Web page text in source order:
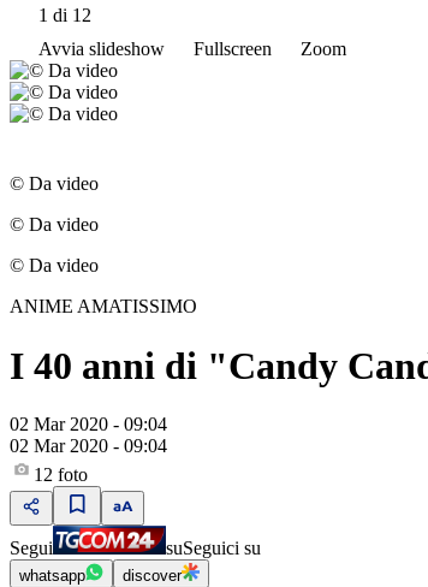
1 di 12
Avvia slideshow
Fullscreen Zoom
© Da video
© Da video
© Da video
ANIME AMATISSIMO
I 40 anni di "Candy
02 Mar 2020 - 09:04
02 Mar 2020 - 09:04
12 foto
Segui suSeguici su
whatsapp discover